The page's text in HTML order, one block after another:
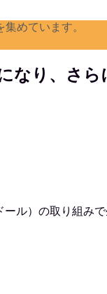
めています。
なり、さ
ール）の取り組み